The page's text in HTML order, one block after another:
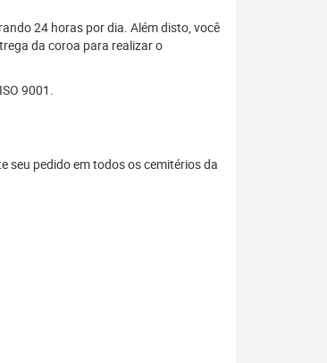
24 horas por dia. Além disto, você
da coroa para realizar o
9001.
seu pedido em todos os cemitérios da